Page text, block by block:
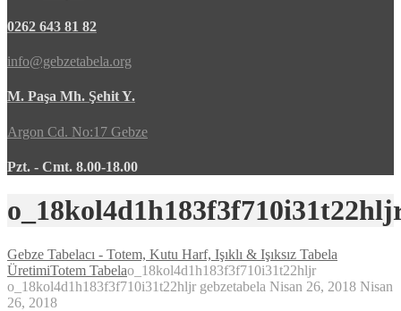
0262 643 81 82
info@gebzetabela.org
M. Paşa Mh. Şehit Y.
Argon Cd. No:17 Gebze
Pzt. - Cmt. 8.00-18.00
Gebze Tabelacı - Totem, Kutu Harf, Işıklı & Işıksız Tabela
ÜretimiTotem Tabelao_18kol4d1h183f3f710i31t22hljr
o_18kol4d1h183f3f710i31t22hljr gebzetabela Nisan 26, 2018 Nisan
26, 2018